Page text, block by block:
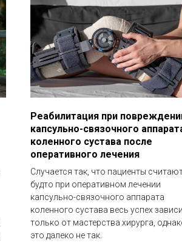
Реабилитация при
капсульно-связочного
коленного сустава после
оперативного лечения
Случается так, что пациенты
будто при оперативном лечении
капсульно-связочного аппарата
коленного сустава весь успех
только от мастерства хирурга,
это далеко не так.